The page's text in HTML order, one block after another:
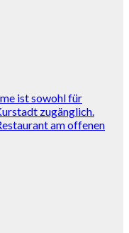
ist sowohl für
zugänglich.
am offenen